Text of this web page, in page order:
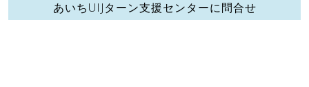
あいちUIJターン支援センターに問合せ